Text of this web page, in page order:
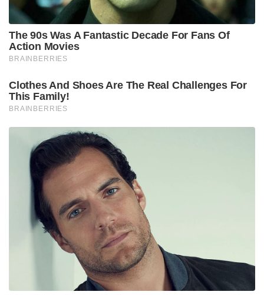
The 90s Was A Fantastic Decade For Fans Of
Action Movies
BRAINBERRIES
Clothes And Shoes Are The Real Challenges For
This Family!
BRAINBERRIES